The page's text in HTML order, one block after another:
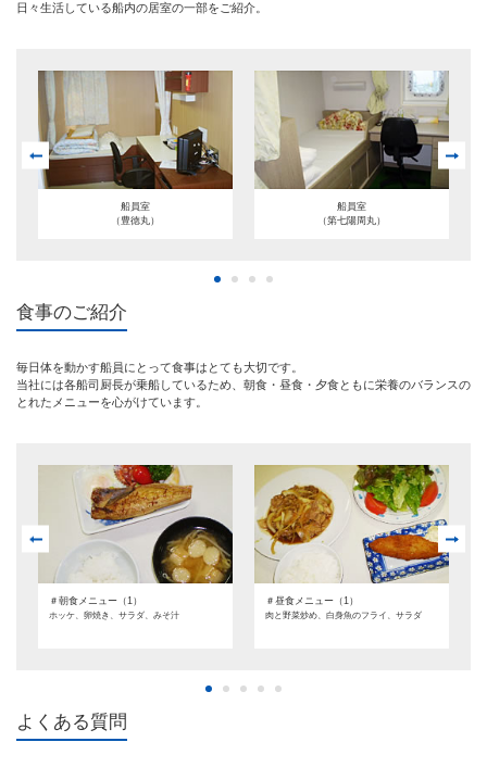
日々生活している船内の居室の一部をご紹介。
船員室
（豊徳丸）
船員室
（第七陽周丸）
食事のご紹介
毎日体を動かす船員にとって食事はとても大切です。
当社には各船司厨長が乗船しているため、朝食・昼食・夕食ともに栄養のバランスの
とれたメニューを心がけています。
＃朝食メニュー（1）
ホッケ、卵焼き、サラダ、みそ汁
＃昼食メニュー（1）
肉と野菜炒め、白身魚のフライ、サラダ
よくある質問